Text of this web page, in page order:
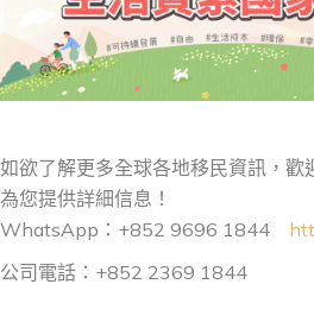
如欲了解更多全球各地移民資訊，歡
為您提供詳細信息！
WhatsApp：+852 9696 1844
公司電話：+852 2369 1844